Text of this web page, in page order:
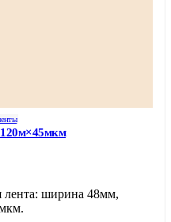
лента: ширина 48мм,